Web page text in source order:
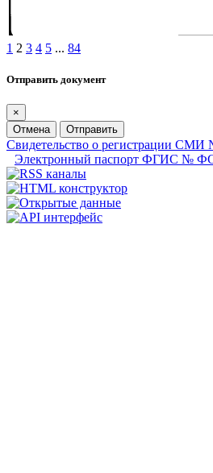
1 2 3 4 5 ... 84
Отправить документ
×
Отмена
Отправить
Свидетельство о регистрации
Электронный паспорт ФГИС №